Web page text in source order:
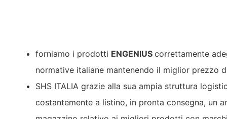
forniamo i prodotti ENGENIUS correttamente
normative italiane mantenendo il miglior prezzo
SHS ITALIA grazie alla sua ampia struttura
costantemente a listino, in pronta consegna, un